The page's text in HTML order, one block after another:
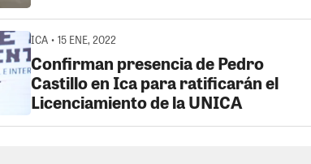
ICA • 15 ENE, 2022
Confirman presencia de Pedro
Castillo en Ica para ratificarán el
Licenciamiento de la UNICA